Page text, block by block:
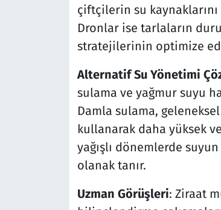
çiftçilerin su
Dronlar ise tarlaların
stratejilerinin optimize
Alternatif Su Yönetimi
sulama ve yağmur suyu
Damla sulama,
kullanarak daha yüksek
yağışlı dönemlerde
olanak tanır.
Uzman Görüşleri: Ziraat